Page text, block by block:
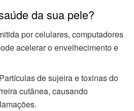
da sua pele?
por celulares, computadores
acelerar o envelhecimento e
de sujeira e toxinas do
cutânea, causando